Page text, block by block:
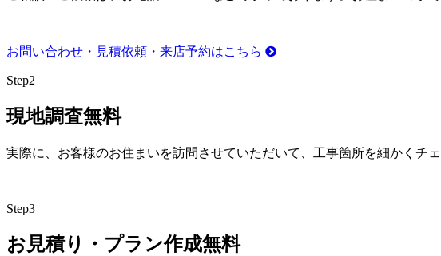
お問い合わせ・見積依頼・来店予約はこちら
Step2
現地調査無料
実際に、お客様のお住まいを訪問させていただいて、工事箇所を細かくチェ
Step3
お見積り・プラン作成無料